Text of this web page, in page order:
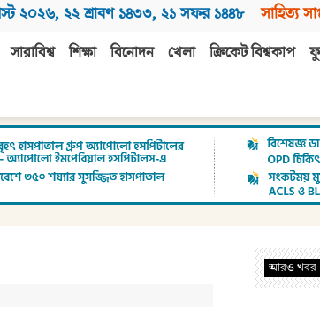
২০২৬, ২২ শ্রাবণ ১৪৩৩, ২১ সফর ১৪৪৮ সাহিত্য
সারাবিশ্ব শিক্ষা বিনোদন খেলা ক্রিকেট বিশ্বকাপ
আরও খবর